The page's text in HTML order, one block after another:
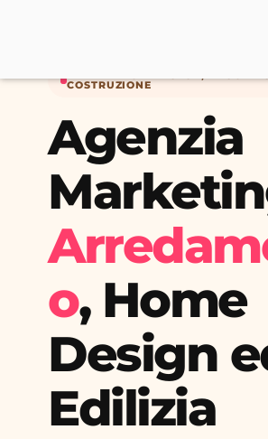
COSTRUZIONE
Agenzia
o, Home
Design
Edilizia